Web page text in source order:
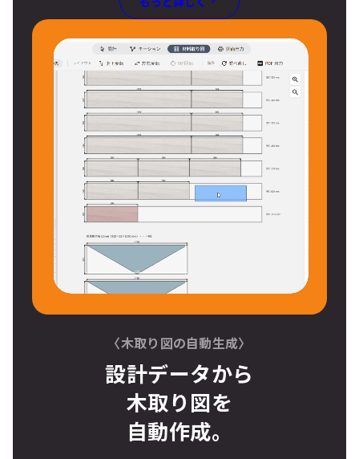
〈木取り図の自動生成〉
設計データから
木取り図を
自動作成。